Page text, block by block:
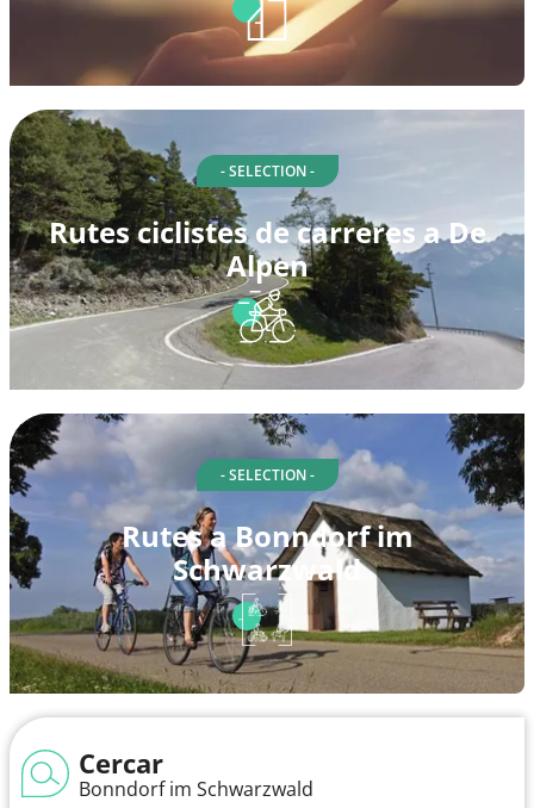
- SELECTION -
Rutes ciclistes de carreres a De
Alpen
- SELECTION -
Rutes a Bonndorf im
Schwarzwald
Cercar
Bonndorf im Schwarzwald